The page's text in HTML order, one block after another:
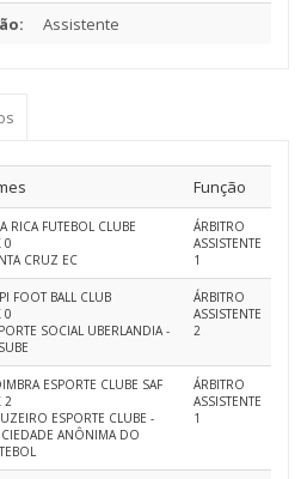
Assistente
Função
RICA FUTEBOL CLUBE
0
CRUZ EC
ÁRBITRO
ASSISTENTE
1
FOOT BALL CLUB
0
SOCIAL UBERLANDIA -
ÁRBITRO
ASSISTENTE
2
ESPORTE CLUBE SAF
2
ESPORTE CLUBE -
ANÔNIMA DO
ÁRBITRO
ASSISTENTE
1